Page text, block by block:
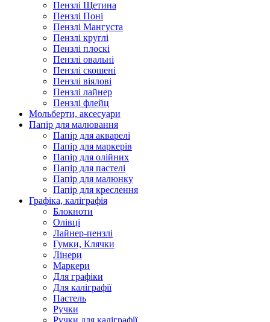
Пензлі Щетина
Пензлі Поні
Пензлі Мангуста
Пензлі круглі
Пензлі плоскі
Пензлі овальні
Пензлі скошені
Пензлі віялові
Пензлі лайнер
Пензлі флейц
Мольберти, аксесуари
Папір для малювання
Папір для акварелі
Папір для маркерів
Папір для олійних
Папір для пастелі
Папір для малюнку
Папір для креслення
Графіка, каліграфія
Блокноти
Олівці
Лайнер-пензлі
Гумки, Клячки
Лінери
Маркери
Для графіки
Для каліграфії
Пастель
Ручки
Ручки для каліграфії